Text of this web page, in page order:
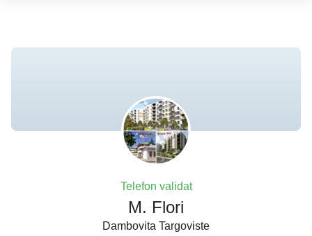
Telefon validat
M. Flori
Dambovita Targoviste